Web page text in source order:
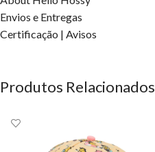
Envios e Entregas
Certificação | Avisos
Produtos Relacionados